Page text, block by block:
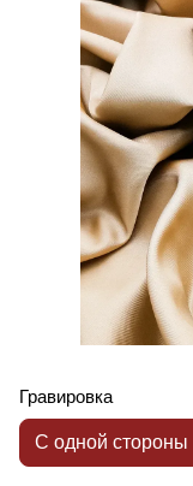
Гравировка
С одной стороны